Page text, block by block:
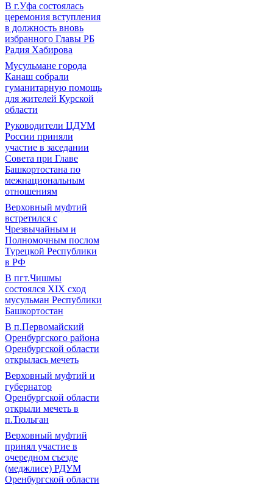
В г.Уфа состоялась
церемония вступления
в должность вновь
избранного Главы РБ
Радия Хабирова
Мусульмане города
Канаш собрали
гуманитарную помощь
для жителей Курской
области
Руководители ЦДУМ
России приняли
участие в заседании
Совета при Главе
Башкортостана по
межнациональным
отношениям
Верховный муфтий
встретился с
Чрезвычайным и
Полномочным послом
Турецкой Республики
в РФ
В пгт.Чишмы
состоялся XIX сход
мусульман Республики
Башкортостан
В п.Первомайский
Оренбургского района
Оренбургской области
открылась мечеть
Верховный муфтий и
губернатор
Оренбургской области
открыли мечеть в
п.Тюльган
Верховный муфтий
принял участие в
очередном съезде
(меджлисе) РДУМ
Оренбургской области